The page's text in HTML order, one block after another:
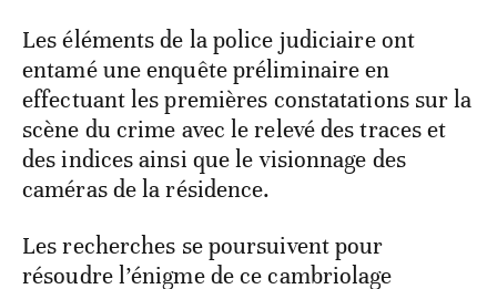
Les éléments de la police judiciaire ont
entamé une enquête préliminaire en
effectuant les premières constatations sur la
scène du crime avec le relevé des traces et
des indices ainsi que le visionnage des
caméras de la résidence.
Les recherches se poursuivent pour
résoudre l’énigme de ce cambriolage